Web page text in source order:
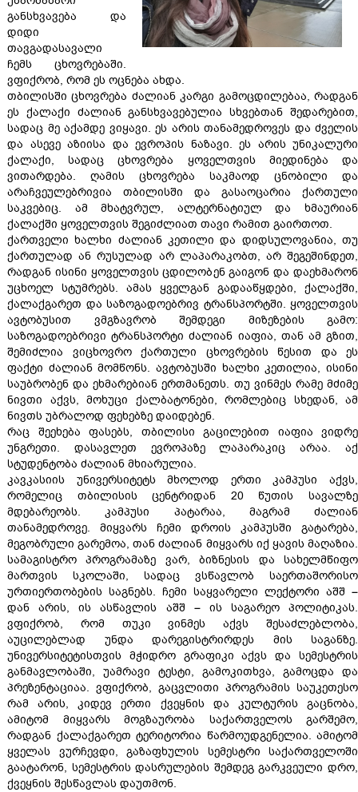
განსხვავება და
დიდი
თავგადასავალი
ჩემს ცხოვრებაში.
ვფიქრობ, რომ ეს ოცნება ახდა.
თბილისში ცხოვრება ძალიან კარგი გამოცდილებაა, რადგან
ეს ქალაქი ძალიან განსხვავებულია სხვებთან შედარებით,
სადაც მე აქამდე ვიყავი. ეს არის თანამედროვეს და ძველის
და ასევე აზიისა და ევროპის ნაზავი. ეს არის უნიკალური
ქალაქი, სადაც ცხოვრება ყოველთვის მიედინება და
ვითარდება. ღამის ცხოვრება საკმაოდ ცნობილი და
არაჩვეულებრივია თბილისში და გასაოცარია ქართული
საკვებიც. ამ მხატვრულ, ალტერნატიულ და ხმაურიან
ქალაქში ყოველთვის შეგიძლიათ თავი რამით გაირთოთ.
ქართველი ხალხი ძალიან კეთილი და დიდსულოვანია, თუ
ქართულად ან რუსულად არ ლაპარაკობთ, არ შეგეშინდეთ,
რადგან ისინი ყოველთვის ცდილობენ გაიგონ და დაეხმარონ
უცხოელ სტუმრებს. ამას ყველგან გადააწყდები, ქალაქში,
ქალაქგარეთ და საზოგადოებრივ ტრანსპორტში. ყოველთვის
ავტობუსით ვმგზავრობ შემდეგი მიზეზების გამო:
საზოგადოებრივი ტრანსპორტი ძალიან იაფია, თან ამ გზით,
შემიძლია ვიცხოვრო ქართული ცხოვრების წესით და ეს
ფაქტი ძალიან მომწონს. ავტობუსში ხალხი კეთილია, ისინი
საუბრობენ და ეხმარებიან ერთმანეთს. თუ ვინმეს რამე მძიმე
ნივთი აქვს, მოხუცი ქალბატონები, რომლებიც სხედან, ამ
ნივთს უბრალოდ ფეხებზე დაიდებენ.
რაც შეეხება ფასებს, თბილისი გაცილებით იაფია ვიდრე
უნგრეთი. დასავლეთ ევროპაზე ლაპარაკიც არაა. აქ
სტუდენტობა ძალიან მხიარულია.
კავკასიის უნივერსიტეტს მხოლოდ ერთი კამპუსი აქვს,
რომელიც თბილისის ცენტრიდან 20 წუთის სავალზე
მდებარეობს. კამპუსი პატარაა, მაგრამ ძალიან
თანამედროვე. მიყვარს ჩემი დროის კამპუსში გატარება,
მეგობრული გარემოა, თან ძალიან მიყვარს იქ ყავის მაღაზია.
სამაგისტრო პროგრამაზე ვარ, ბიზნესის და სახელმწიფო
მართვის სკოლაში, სადაც ვსწავლობ საერთაშორისო
ურთიერთობების საგნებს. ჩემი საყვარელი ლექტორი აშშ –
დან არის, ის ასწავლის აშშ – ის საგარეო პოლიტიკას.
ვფიქრობ, რომ თუკი ვინმეს აქვს შესაძლებლობა,
აუცილებლად უნდა დარეგისტრირდეს მის საგანზე.
უნივერსიტეტისთვის მჭიდრო გრაფიკი აქვს და სემესტრის
განმავლობაში, უამრავი ტესტი, გამოკითხვა, გამოცდა და
პრეზენტაციაა. ვფიქრობ, გაცვლითი პროგრამის საუკეთესო
რამ არის, კიდევ ერთი ქვეყნის და კულტურის გაცნობა,
ამიტომ მიყვარს მოგზაურობა საქართველოს გარშემო,
რადგან ქალაქგარეთ ტერიტორია წარმოუდგენელია. ამიტომ
ყველას ვურჩევდი, გაზაფხულის სემესტრი საქართველოში
გაატარონ, სემესტრის დასრულების შემდეგ გარკვეული დრო,
ქვეყნის შესწავლას დაუთმონ.